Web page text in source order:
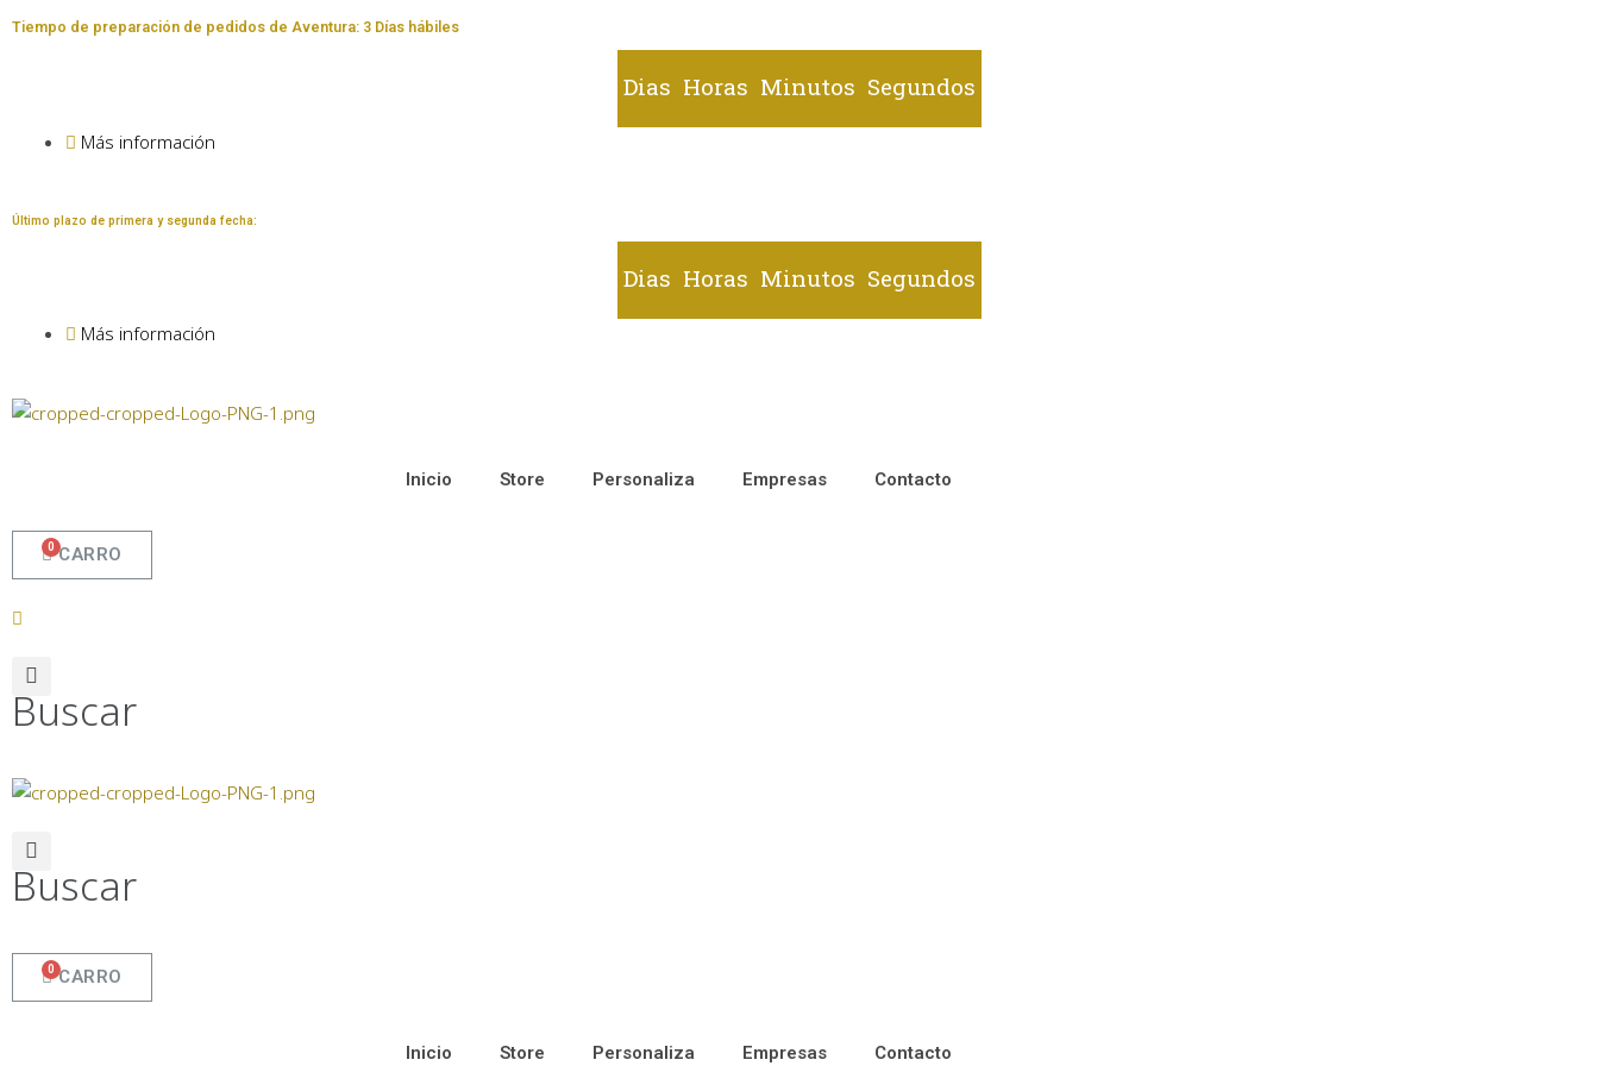
Tiempo de preparación de pedidos de Aventura: 3 Días hábiles
Dias Horas Minutos Segundos
Más información
Último plazo de primera y segunda fecha:
Dias Horas Minutos Segundos
Más información
Inicio Store Personaliza Empresas Contacto
CARRO
Buscar
Buscar
CARRO
Inicio Store Personaliza Empresas Contacto